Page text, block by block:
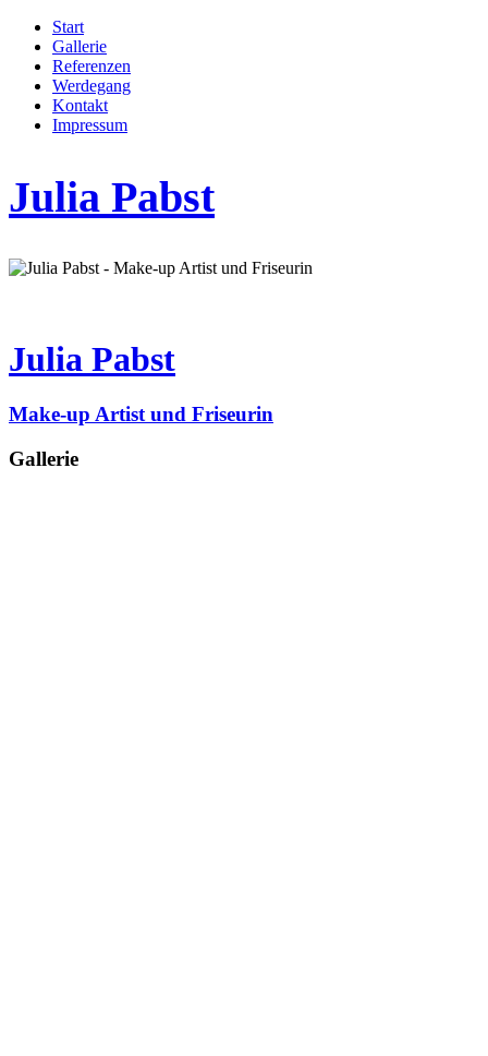
Start
Gallerie
Referenzen
Werdegang
Kontakt
Impressum
Julia Pabst
Julia Pabst
Make-up Artist und Friseurin
Gallerie